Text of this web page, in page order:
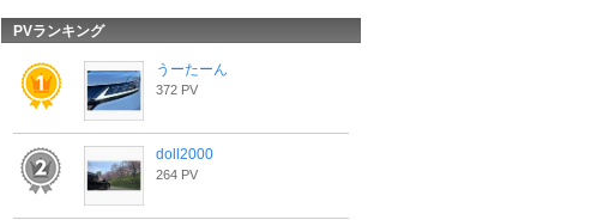
PVランキング
うーたーん
372 PV
doll2000
264 PV